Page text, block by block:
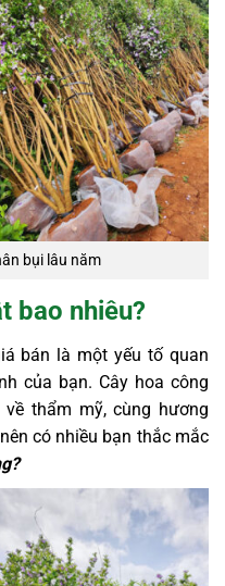
bụi lâu năm
bao nhiêu?
bán là một yếu tố quan
của bạn. Cây hoa công
thẩm mỹ, cùng hương
có nhiều bạn thắc mắc